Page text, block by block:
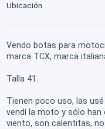
Ubicación
Vendo botas para
marca TCX, marca
Talla 41.
Tienen poco uso, las
vendí la moto y sólo han
viento, son calentitas,